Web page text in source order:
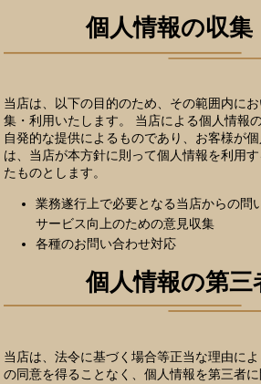
個人情報の収集
当店は、以下の目的のため、その範囲内に
集・利用いたします。 当店による個人情報
自発的な提供によるものであり、お客様が
は、当店が本方針に則って個人情報を利用
たものとします。
業務遂行上で必要となる当店からの問
サービス向上のための意見収集
各種のお問い合わせ対応
個人情報の第三
当店は、法令に基づく場合等正当な理由に
の同意を得ることなく、個人情報を第三者